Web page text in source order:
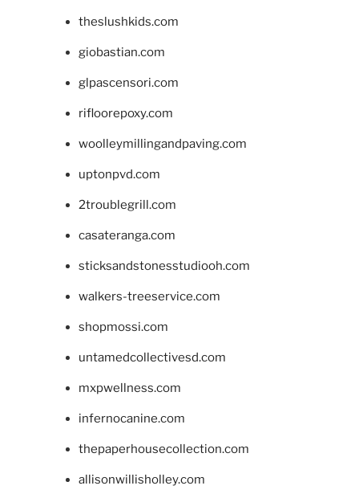
theslushkids.com
giobastian.com
glpascensori.com
rifloorepoxy.com
woolleymillingandpaving.com
uptonpvd.com
2troublegrill.com
casateranga.com
sticksandstonesstudiooh.com
walkers-treeservice.com
shopmossi.com
untamedcollectivesd.com
mxpwellness.com
infernocanine.com
thepaperhousecollection.com
allisonwillisholley.com